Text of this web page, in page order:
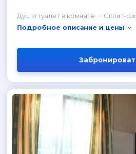
Душ и туалет в комнате Сплит-
Подробное описание и цены